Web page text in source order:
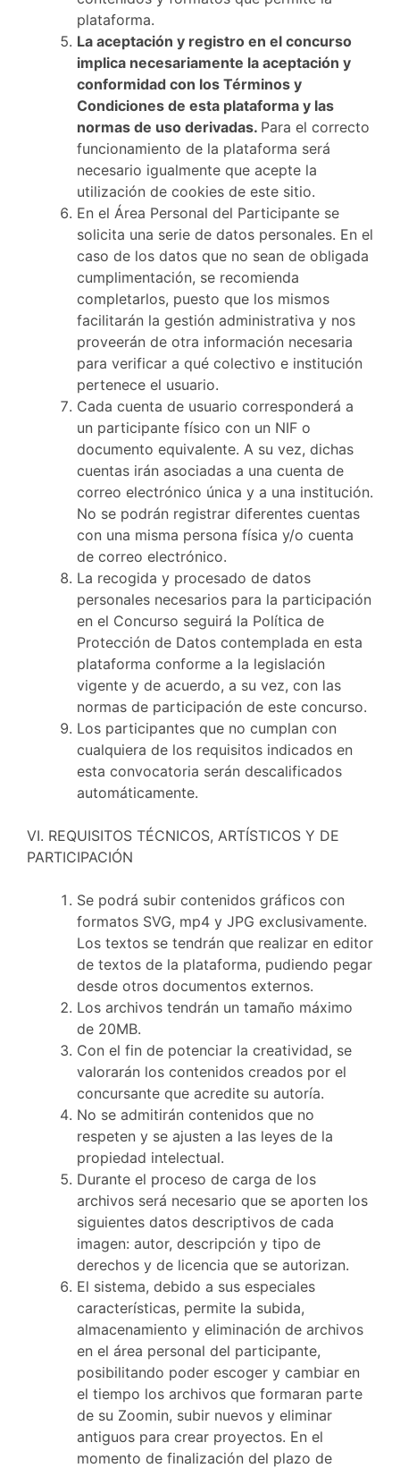
plataforma.
La aceptación y registro en el concurso
implica necesariamente la aceptación y
conformidad con los Términos y
Condiciones de esta plataforma y las
normas de uso derivadas. Para el correcto
funcionamiento de la plataforma será
necesario igualmente que acepte la
utilización de cookies de este sitio.
En el Área Personal del Participante se
solicita una serie de datos personales. En el
caso de los datos que no sean de obligada
cumplimentación, se recomienda
completarlos, puesto que los mismos
facilitarán la gestión administrativa y nos
proveerán de otra información necesaria
para verificar a qué colectivo e institución
pertenece el usuario.
Cada cuenta de usuario corresponderá a
un participante físico con un NIF o
documento equivalente. A su vez, dichas
cuentas irán asociadas a una cuenta de
correo electrónico única y a una institución.
No se podrán registrar diferentes cuentas
con una misma persona física y/o cuenta
de correo electrónico.
La recogida y procesado de datos
personales necesarios para la participación
en el Concurso seguirá la Política de
Protección de Datos contemplada en esta
plataforma conforme a la legislación
vigente y de acuerdo, a su vez, con las
normas de participación de este concurso.
Los participantes que no cumplan con
cualquiera de los requisitos indicados en
esta convocatoria serán descalificados
automáticamente.
VI. REQUISITOS TÉCNICOS, ARTÍSTICOS Y DE
PARTICIPACIÓN
Se podrá subir contenidos gráficos con
formatos SVG, mp4 y JPG exclusivamente.
Los textos se tendrán que realizar en editor
de textos de la plataforma, pudiendo pegar
desde otros documentos externos.
Los archivos tendrán un tamaño máximo
de 20MB.
Con el fin de potenciar la creatividad, se
valorarán los contenidos creados por el
concursante que acredite su autoría.
No se admitirán contenidos que no
respeten y se ajusten a las leyes de la
propiedad intelectual.
Durante el proceso de carga de los
archivos será necesario que se aporten los
siguientes datos descriptivos de cada
imagen: autor, descripción y tipo de
derechos y de licencia que se autorizan.
El sistema, debido a sus especiales
características, permite la subida,
almacenamiento y eliminación de archivos
en el área personal del participante,
posibilitando poder escoger y cambiar en
el tiempo los archivos que formaran parte
de su Zoomin, subir nuevos y eliminar
antiguos para crear proyectos. En el
momento de finalización del plazo de